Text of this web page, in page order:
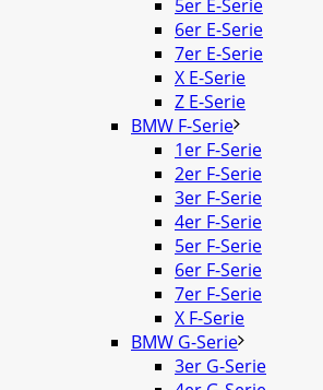
5er E-Serie
6er E-Serie
7er E-Serie
X E-Serie
Z E-Serie
BMW F-Serie
1er F-Serie
2er F-Serie
3er F-Serie
4er F-Serie
5er F-Serie
6er F-Serie
7er F-Serie
X F-Serie
BMW G-Serie
3er G-Serie